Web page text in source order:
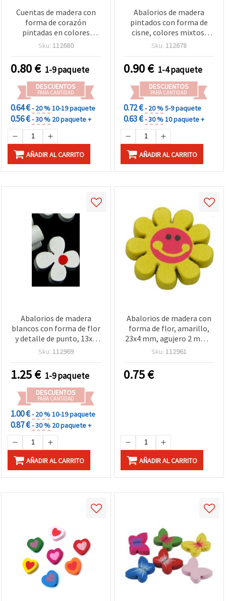
Cuentas de madera con
forma de corazón
pintadas en colores
surtidos, 15x13x5 mm –
scrapbooking y
manualidades DIY, set de
10 piezas
Sku: 112680
0.80€ 1-9 paquete
DESCUENTOS
PARA CANTIDAD
0.64 €- 20 %10-19 paquete
0.56 €- 30 % 20 paquete +
AÑADIR AL CARRITO
Abalorios de madera
pintados con forma de
cisne, colores mixtos,
25x16x4,5 mm, agujero de
Sku: 112678
0.90€ 1-4 paquete
DESCUENTOS
PARA CANTIDAD
0.72 €- 20 %5-9 paquete
0.63 €- 30 %10 paquete +
AÑADIR AL CARRITO
Abalorios de madera
blancos con forma de flor
y detalle de punto, 13x5
mm, 20 piezas
Sku: 112969
1.25€ 1-9 paquete
DESCUENTOS
PARA CANTIDAD
1.00 €- 20 %10-19 paquete
0.87 €- 30 % 20 paquete +
AÑADIR AL CARRITO
Abalorios de madera con
forma de flor, amarillo,
23x4 mm, agujero 2 mm –
paquete de 5 uds.
Sku: 112961
0.75€
AÑADIR AL CARRITO